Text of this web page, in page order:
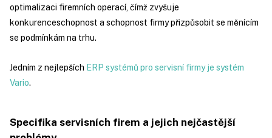
optimalizaci firemních operací, čímž zvyšuje
konkurenceschopnost a schopnost firmy přizpůsobit se měnícím
se podmínkám na trhu.
Jedním z nejlepších ERP systémů pro servisní firmy je systém
Vario.
Specifika servisních firem a jejich nejčastější